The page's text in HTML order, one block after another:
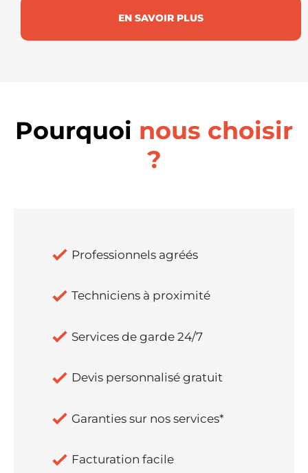
EN SAVOIR PLUS
Pourquoi nous choisir
?
Professionnels agréés
Techniciens à proximité
Services de garde 24/7
Devis personnalisé gratuit
Garanties sur nos services*
Facturation facile